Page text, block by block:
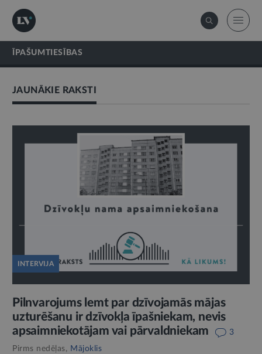
ĪPAŠUMTIESĪBAS
JAUNĀKIE RAKSTI
INTERVIJA
Pilnvarojums lemt par dzīvojamās mājas
uzturēšanu ir dzīvokļa īpašniekam, nevis
apsaimniekotājam vai pārvaldniekam
3
Pirms nedēļas, Mājoklis